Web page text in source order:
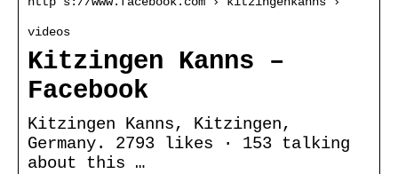
videos
Kitzingen Kanns –
Facebook
Kitzingen Kanns, Kitzingen,
Germany. 2793 likes · 153 talking
about this …